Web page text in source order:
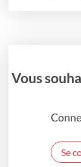
Vous
Se